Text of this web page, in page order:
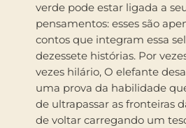
verde pode estar ligada a
pensamentos: esses são
contos que integram essa
dezessete histórias. Por
vezes hilário, O elefante
uma prova da habilidade
de ultrapassar as fronteiras
de voltar carregando um tesouro.